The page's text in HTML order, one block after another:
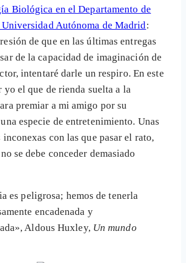
Biológica en el Departamento de
Autónoma de Madrid:
de que en las últimas entregas
de la capacidad de imaginación de
intentaré darle un respiro. En este
yo el que de rienda suelta a la
premiar a mi amigo por su
especie de entretenimiento. Unas
con las que pasar el rato,
se debe conceder demasiado
es peligrosa; hemos de tenerla
encadenada y
Aldous Huxley, Un mundo